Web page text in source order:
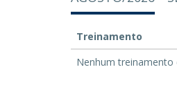
Treinamento
Nenhum